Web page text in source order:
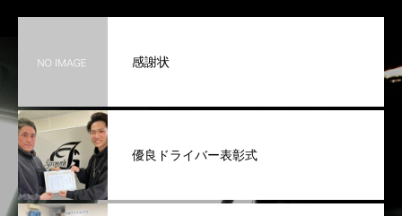
感謝状
優良ドライバー表彰式